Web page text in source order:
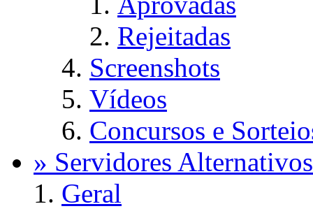
Rejeitadas
Screenshots
Vídeos
Concursos e
» Servidores
Geral